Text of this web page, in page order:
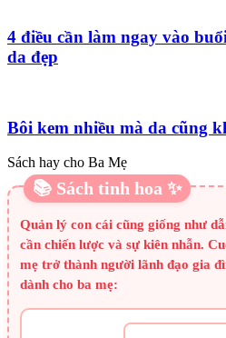
4 điều cần làm ngay vào
da đẹp
Bôi kem nhiều mà da cũng
Sách hay cho Ba Mẹ
📚 Sách tinh hoa ✨
Quản lý con cái cũng giống như
cần chiến lược và sự kiên nhẫn.
mẹ trở thành người lãnh đạo gia
dành cho ba mẹ: